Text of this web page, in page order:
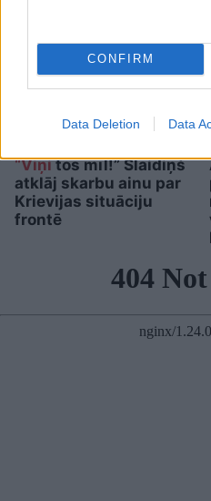
CONFIRM
Data Deletion Data
“Viņitos mīl!” Slaidiņš
atklāj skarbu ainu par
Krievijas situāciju
frontē